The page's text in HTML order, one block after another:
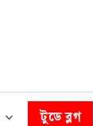
টুডে ব্লগ